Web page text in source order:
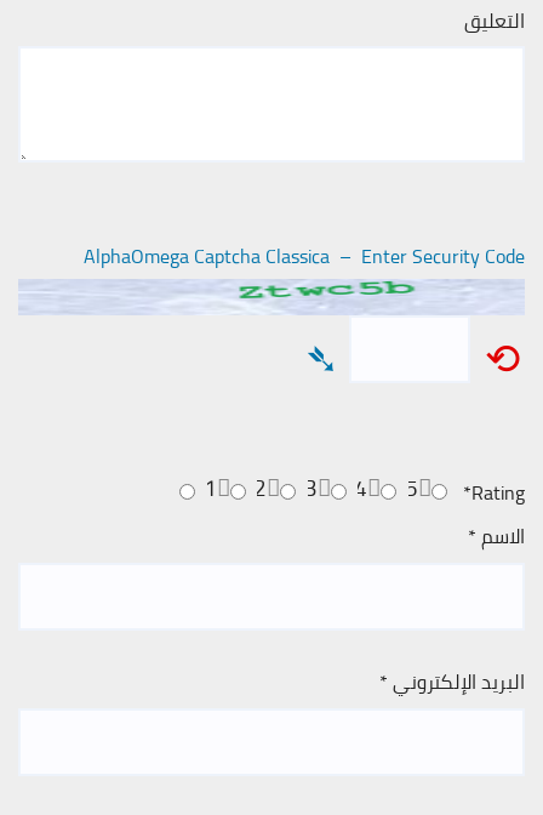
التعليق
AlphaOmega Captcha Classica – Enter Security Code
⟲
➴
Rating
*
5
4
3
2
1
الاسم*
البريد الإلكتروني*